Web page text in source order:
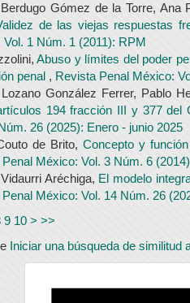
Gómez de la Torre, Ana
de las viejas respuestas
1 Núm. 1 (2011): RPM
Abuso y límites del poder
penal , Revista Penal México:
González Ferrer, Pablo
194 fracción III y 377 del
26 (2025): Enero - junio 2025
de Brito, Concepto y
México: Vol. 3 Núm. 6
Aréchiga, El modelo
México: Vol. 14 Núm. 26
9 10 > >>
Iniciar una búsqueda de similitud
universidad